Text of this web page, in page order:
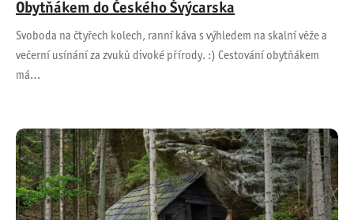
Obytňákem do Českého Švýcarska
Svoboda na čtyřech kolech, ranní káva s výhledem na skalní věže a
večerní usínání za zvuků divoké přírody. :) Cestování obytňákem
má…